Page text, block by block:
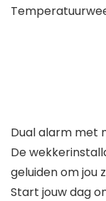
Dual alarm met
De
geluiden om jou
Start jouw dag